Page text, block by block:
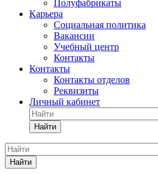
Полуфабрикаты
Карьера
Социальная политика
Вакансии
Учебный центр
Контакты
Контакты
Контакты отделов
Реквизиты
Личный кабинет
Найти
Найти